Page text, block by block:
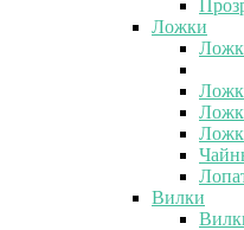
Ложки
Вилки